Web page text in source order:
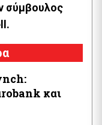
σύμβουλος
και